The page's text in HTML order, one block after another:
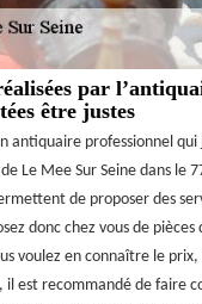
par
être justes
antiquaire professionnel qui
Le Mee Sur Seine dans le
de proposer des
donc chez vous de pièces
voulez en connaître le
il est recommandé de faire